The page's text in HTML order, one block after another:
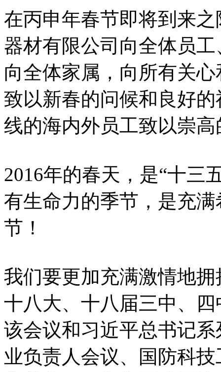
在丙申年春节即将到来
器材有限公司向全体员
向全体家属，向所有关
致以新春的问候和良好
线的海内外员工致以崇
2016年的春天，是“十三
有生命力的季节，是充
节！
我们要更加充满激情地
十八大、十八届三中、
该会议和习近平总书记
业负责人会议、国防科